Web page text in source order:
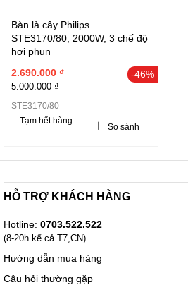
Bàn là cây Philips
STE3170/80, 2000W, 3 chế độ
hơi phun
-46%
2.690.000 ₫
5.000.000 ₫
STE3170/80
Tạm hết hàng
So sánh
HỖ TRỢ KHÁCH HÀNG
Hotline: 0703.522.522
(8-20h kể cả T7,CN)
Hướng dẫn mua hàng
Câu hỏi thường gặp